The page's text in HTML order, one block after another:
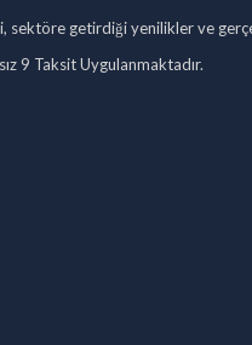
sektöre getirdiği yenilikler ve
9 Taksit Uygulanmaktadır.